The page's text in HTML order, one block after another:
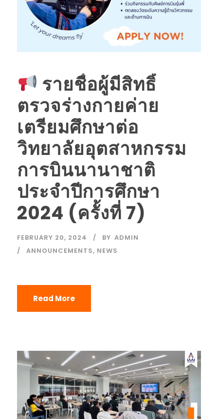
รายชื่อผู้มีสิทธิ์
ตรวจร่างกายค่าย
เตรียมศึกษาต่อ
วิทยาลัยอุตสาหกรรม
การบินนานาชาติ
ประจำปีการศึกษา
2024 (ครั้งที่ 7)
FEBRUARY 20, 2024 BY ADMIN
ANNOUNCEMENTS, NEWS
Read More